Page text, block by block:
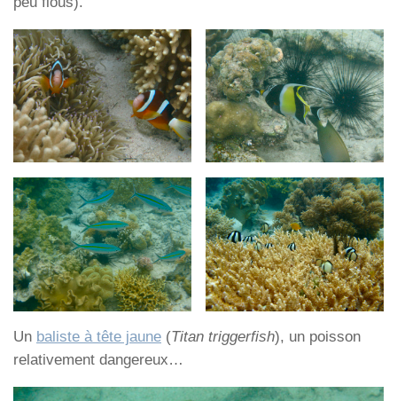
Un baliste à tête jaune (Titan triggerfish), un poisson
relativement dangereux…